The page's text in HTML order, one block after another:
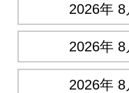
2026年
2026年
2026年